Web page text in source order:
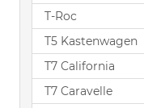
T-Roc
T5 Kastenwagen
T7 California
T7 Caravelle